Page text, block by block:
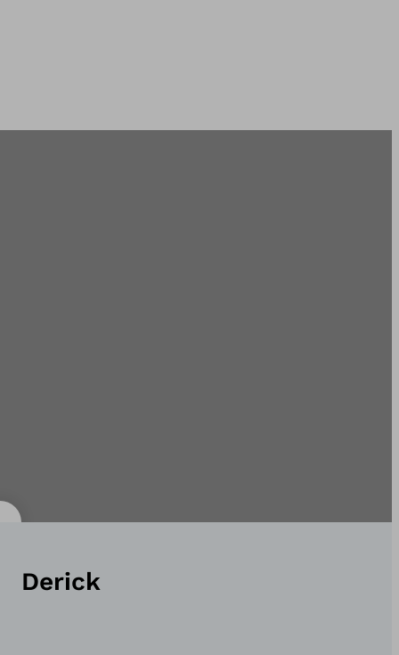
Derick